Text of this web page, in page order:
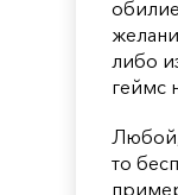
либо
геймс
Любой,
то